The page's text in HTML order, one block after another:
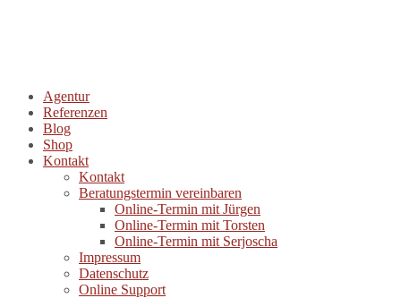
Agentur
Referenzen
Blog
Shop
Kontakt
Kontakt
Beratungstermin vereinbaren
Online-Termin mit Jürgen
Online-Termin mit Torsten
Online-Termin mit Serjoscha
Impressum
Datenschutz
Online Support